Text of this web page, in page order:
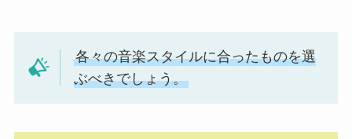
各々の音楽スタイルに合ったものを選
ぶべきでしょう。